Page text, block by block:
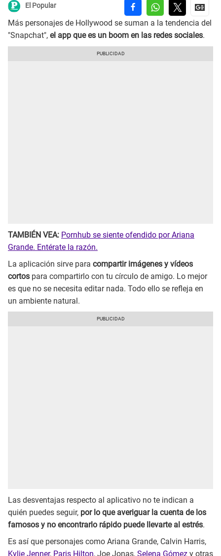
El Popular
Más personajes de Hollywood se suman a la tendencia del
"Snapchat", el app que es un boom en las redes sociales.
TAMBIÉN VEA: Pornhub se siente ofendido por Ariana
Grande. Entérate la razón.
La aplicación sirve para compartir imágenes y vídeos
cortos para compartirlo con tu círculo de amigo. Lo mejor
es que no se necesita editar nada. Todo ello se refleja en
un ambiente natural.
Las desventajas respecto al aplicativo no te indican a
quién puedes seguir, por lo que averiguar la cuenta de los
famosos y no encontrarlo rápido puede llevarte al estrés.
Es así que personajes como Ariana Grande, Calvin Harris,
Kylie Jenner, Paris Hilton, Joe Jonas, Selena Gómez y otras